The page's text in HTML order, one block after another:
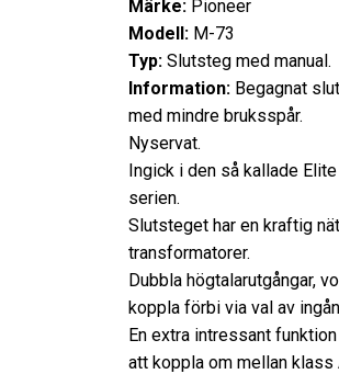
Märke:Pioneer
Modell:M-73
Typ:Slutsteg med manual.
Information:Begagnat
med mindre bruksspår.
Nyservat.
Ingick i den så kallade
serien.
Slutsteget har en kraftig
transformatorer.
Dubbla högtalarutgångar,
koppla förbi via val av
En extra intressant
att koppla om mellan